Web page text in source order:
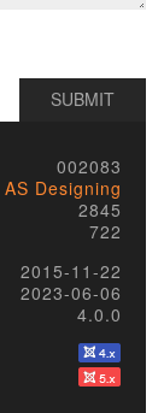
002083
AS Designing
2845
722
2015-11-22
2023-06-06
4.0.0